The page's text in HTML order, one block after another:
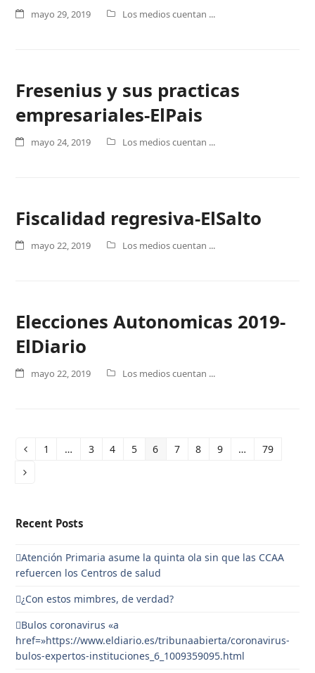
mayo 29, 2019 Los medios cuentan ...
Fresenius y sus practicas
empresariales-ElPais
mayo 24, 2019 Los medios cuentan ...
Fiscalidad regresiva-ElSalto
mayo 22, 2019 Los medios cuentan ...
Elecciones Autonomicas 2019-
ElDiario
mayo 22, 2019 Los medios cuentan ...
AnteriorPage
1 … Page
3 Page
4 Page
5 Page
6 Page
7 Page
8 Page
9 … Page
79
Siguiente
Recent Posts
Atención Primaria asume la quinta ola sin que las CCAA
refuercen los Centros de salud
¿Con estos mimbres, de verdad?
Bulos coronavirus «a
href=»https://www.eldiario.es/tribunaabierta/coronavirus-
bulos-expertos-instituciones_6_1009359095.html